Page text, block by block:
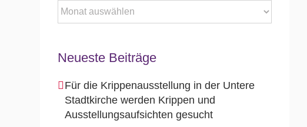
Archiv
Neueste Beiträge
Für die Krippenausstellung in der Untere
Stadtkirche werden Krippen und
Ausstellungsaufsichten gesucht